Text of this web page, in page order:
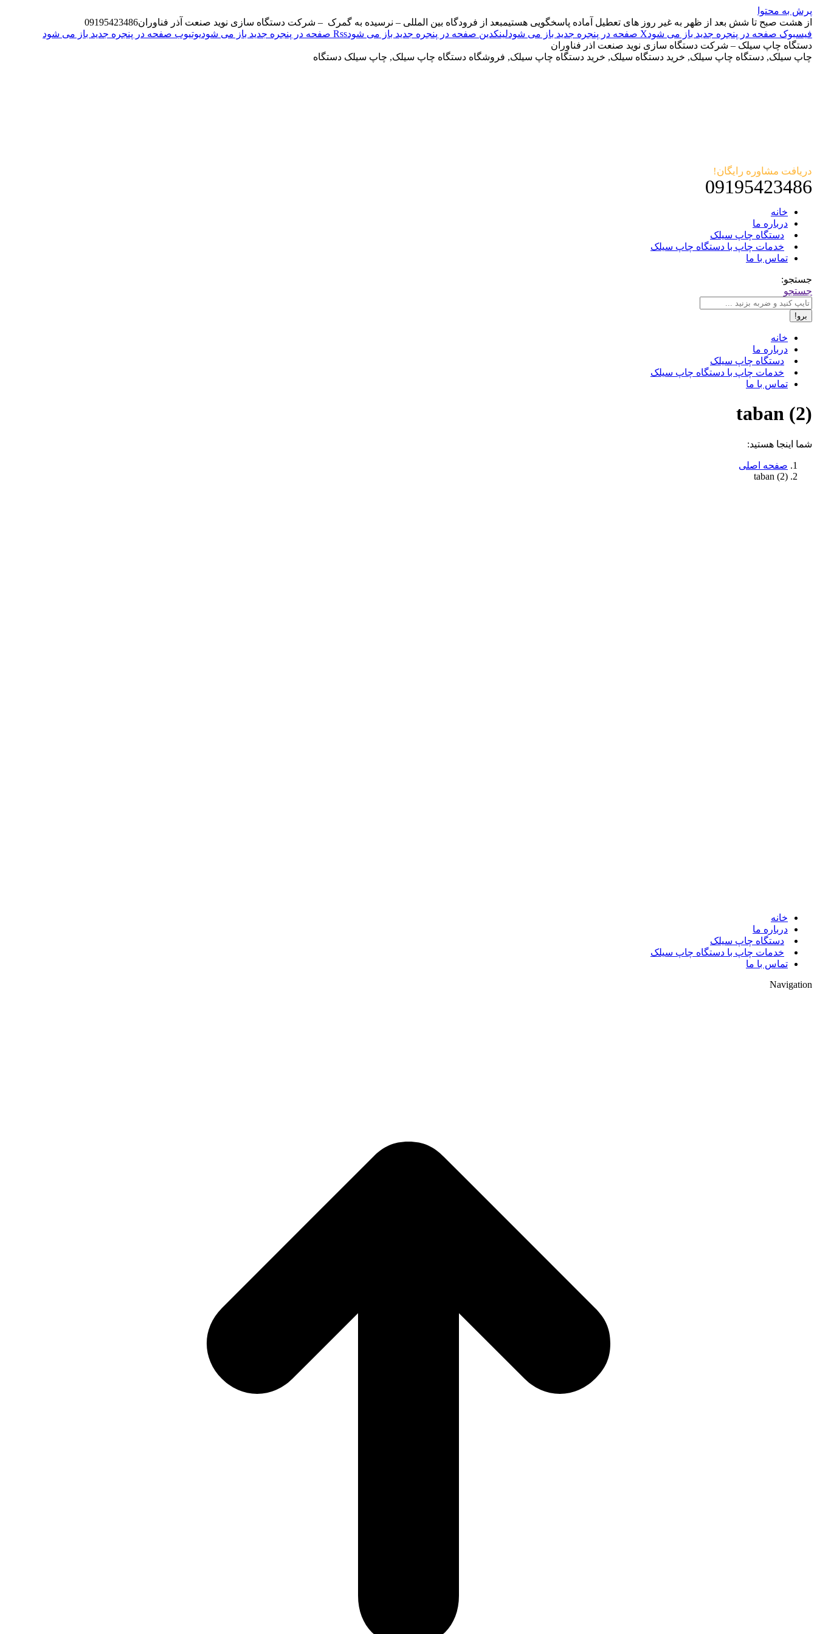
پرش به محتوا
از هشت صبح تا شش بعد از ظهر به غیر روز های تعطیل آماده پاسخگویی هستیمبعد از فرودگاه بین المللی – نرسیده به گمرک – شرکت دستگاه سازی نوید صنعت آذر فناوران09195423486
فیسبوک صفحه در پنجره جدید باز می شودX صفحه در پنجره جدید باز می شود لینکدین صفحه در پنجره جدید باز می شودRss صفحه در پنجره جدید باز می شود
یوتیوب صفحه در پنجره جدید باز می شود
دستگاه چاپ سیلک – شرکت دستگاه سازی نوید صنعت اذر فناوران
چاپ سیلک, دستگاه چاپ سیلک, خرید دستگاه سیلک, خرید دستگاه چاپ سیلک, فروشگاه دستگاه چاپ سیلک, چاپ سیلک دستگاه
دریافت مشاوره رایگان!
09195423486
خانه
درباره ما
دستگاه چاپ سیلک
خدمات چاپ با دستگاه چاپ سیلک
تماس با ما
جستجو:
جستجو
خانه
درباره ما
دستگاه چاپ سیلک
خدمات چاپ با دستگاه چاپ سیلک
تماس با ما
taban (2)
شما اینجا هستید:
صفحه اصلی
taban (2)
خانه
درباره ما
دستگاه چاپ سیلک
خدمات چاپ با دستگاه چاپ سیلک
تماس با ما
Navigation